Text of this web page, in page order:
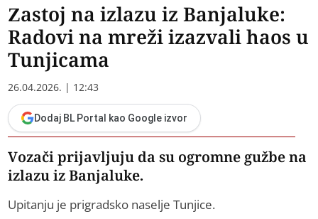
Zastoj na izlazu iz Banjaluke:
Radovi na mreži izazvali haos u
Tunjicama
26.04.2026. | 12:43
Dodaj BL Portal kao Google izvor
Vozači prijavljuju da su ogromne gužbe na
izlazu iz Banjaluke.
Upitanju je prigradsko naselje Tunjice.